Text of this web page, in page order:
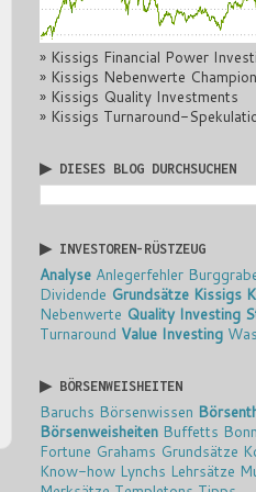
» Kissigs Financial Power
» Kissigs Nebenwerte
» Kissigs Quality Investments
» Kissigs Turnaround-
▶ DIESES BLOG DURCHSUCHEN
▶ INVESTOREN-RÜSTZEUG
Analyse Anlegerfehler
Dividende Grundsätze Kissigs
Nebenwerte Quality Investing
Turnaround Value Investing
▶ BÖRSENWEISHEITEN
Baruchs Börsenwissen
Börsenweisheiten Buffetts
Fortune Grahams Grundsätze
Know-how Lynchs Lehrsätze